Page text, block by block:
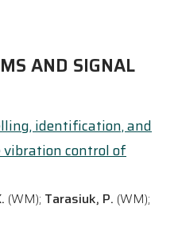
AND SIGNAL
identification, and
control of
(WM); Tarasiuk, P. (WM);